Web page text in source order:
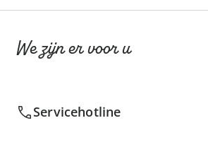
We zijn er voor u
Servicehotline